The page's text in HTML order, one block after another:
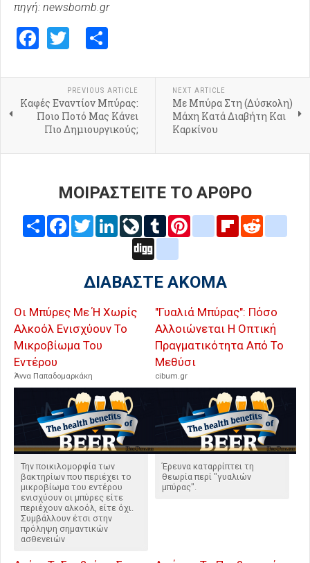
πηγή: newsbomb.gr
Facebook
Twitter
PREVIOUS ARTICLE
Καφές Εναντίον Μπύρας:
Ποιο Ποτό Μας Κάνει
Πιο Δημιουργικούς;
NEXT ARTICLE
Με Μπύρα Στη (Δύσκολη)
Μάχη Κατά Διαβήτη Και
Καρκίνου
ΜΟΙΡΑΣΤΕΙΤΕ ΤΟ ΑΡΘΡΟ
Share FacebookTwitterLinkedInLiveJournal
Tumblr Pinterestblogger_post
Flipboard
ΔΙΑΒΑΣΤΕ ΑΚΟΜΑ
Οι Μπύρες Με Ή Χωρίς
Αλκοόλ Ενισχύουν Το
Μικροβίωμα Του
Εντέρου
Άννα Παπαδομαρκάκη
Την ποικιλομορφία των
βακτηρίων που περιέχει το
μικροβίωμα του εντέρου
ενισχύουν οι μπύρες είτε
περιέχουν αλκοόλ, είτε όχι.
Συμβάλλουν έτσι στην
πρόληψη σημαντικών
ασθενειών
"Γυαλιά Μπύρας": Πόσο
Αλλοιώνεται Η Οπτική
Πραγματικότητα Από Το
Μεθύσι
cibum.gr
Έρευνα καταρρίπτει τη
θεωρία περί "γυαλιών
μπύρας".